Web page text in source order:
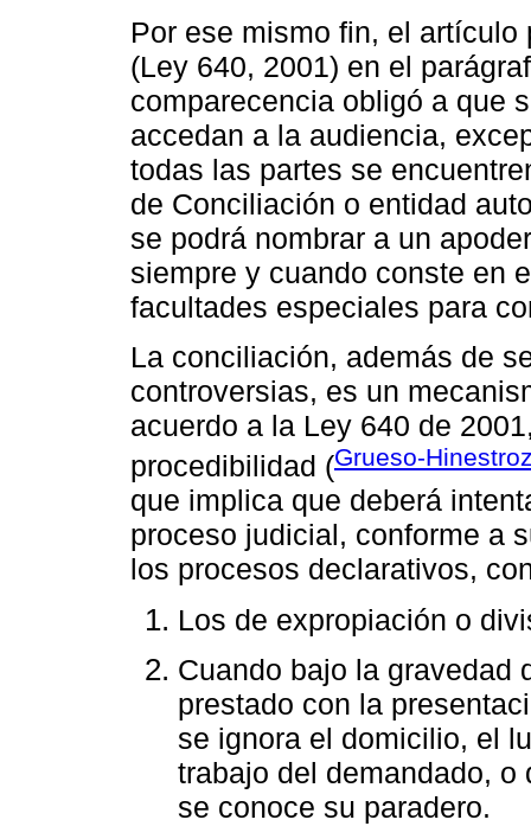
Por ese mismo fin, el
(Ley 640, 2001) en el
comparecencia obligó a que
accedan a la audiencia,
todas las partes se
de Conciliación o entidad
se podrá nombrar a un
siempre y cuando conste en
facultades especiales para
La conciliación, además de
controversias, es un
acuerdo a la Ley 640 de
procedibilidad (Grueso-
que implica que deberá
proceso judicial, conforme a
los procesos declarativos,
Los de expropiación o
Cuando bajo la gravedad
prestado con la
se ignora el domicilio, el
trabajo del demandado,
se conoce su paradero.